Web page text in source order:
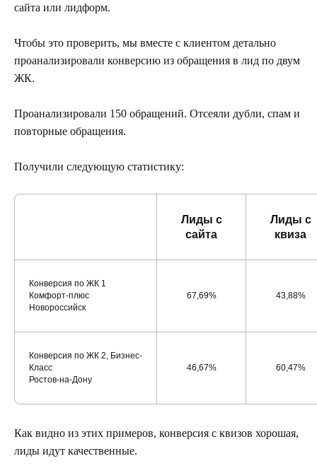
сайта или лидформ.
Чтобы это проверить, мы вместе с клиентом детально
проанализировали конверсию из обращения в лид по двум
ЖК.
Проанализировали 150 обращений. Отсеяли дубли, спам и
повторные обращения.
Получили следующую статистику:
Лиды с
сайта
Лиды с
квиза
Конверсия по ЖК 1
Комфорт-плюс
Новороссийск
67,69% 43,88%
Конверсия по ЖК 2, Бизнес-
Класс
Ростов-на-Дону
46,67% 60,47%
Как видно из этих примеров, конверсия с квизов хорошая,
лиды идут качественные.